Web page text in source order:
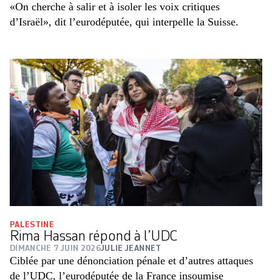
«On cherche à salir et à isoler les voix critiques
d’Israël», dit l’eurodéputée, qui interpelle la Suisse.
PALESTINE
Rima Hassan répond à l’UDC
DIMANCHE 7 JUIN 2026JULIE JEANNET
Ciblée par une dénonciation pénale et d’autres attaques
de l’UDC, l’eurodéputée de la France insoumise